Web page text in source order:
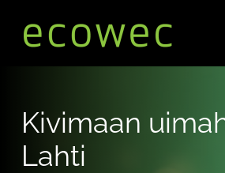
Kivimaan
Lahti